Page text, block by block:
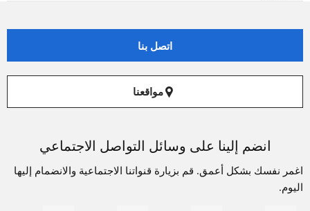
اتصل بنا
مواقعنا
انضم إلينا على وسائل التواصل الاجتماعي
اغمر نفسك بشكل أعمق. قم بزيارة قنواتنا الاجتماعية والانضمام إليها
اليوم.